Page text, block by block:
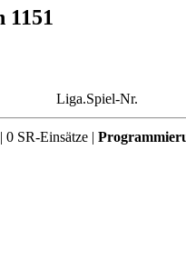
1151
Liga.Spiel-Nr.
0 SR-Einsätze |